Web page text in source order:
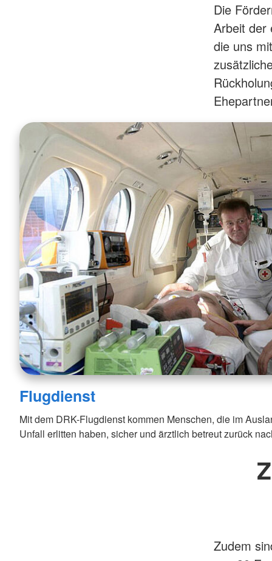
Die
Arbeit der
die uns
Flugdienst
Mit dem DRK-Flugdienst kommen Menschen, die im
Unfall erlitten haben, sicher und ärztlich betreut zurück
Zudem